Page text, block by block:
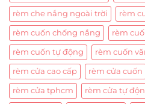
rèm che nắng ngoài trời rèm
rèm cuốn chống nắng rèm
rèm cuốn tự động rèm cuốn
rèm cửa cao cấp rèm cửa cuốn
rèm cửa tphcm rèm cửa tự